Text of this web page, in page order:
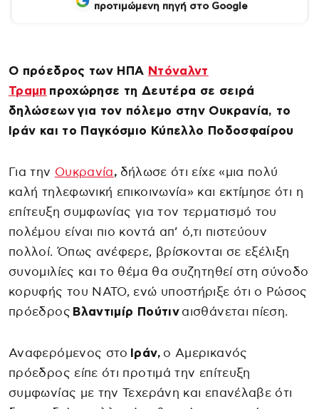
προτιμώμενη πηγή στο Google
Ο πρόεδρος των ΗΠΑ Ντόναλντ
Τραμπ προχώρησε τη Δευτέρα σε σειρά
δηλώσεων για τον πόλεμο στην Ουκρανία, το
Ιράν και το Παγκόσμιο Κύπελλο Ποδοσφαίρου
Για την Ουκρανία, δήλωσε ότι είχε «μια πολύ
καλή τηλεφωνική επικοινωνία» και εκτίμησε ότι η
επίτευξη συμφωνίας για τον τερματισμό του
πολέμου είναι πιο κοντά απ’ ό,τι πιστεύουν
πολλοί. Όπως ανέφερε, βρίσκονται σε εξέλιξη
συνομιλίες και το θέμα θα συζητηθεί στη σύνοδο
κορυφής του ΝΑΤΟ, ενώ υποστήριξε ότι ο Ρώσος
πρόεδρος Βλαντιμίρ Πούτιν αισθάνεται πίεση.
Αναφερόμενος στο Ιράν, ο Αμερικανός
πρόεδρος είπε ότι προτιμά την επίτευξη
συμφωνίας με την Τεχεράνη και επανέλαβε ότι